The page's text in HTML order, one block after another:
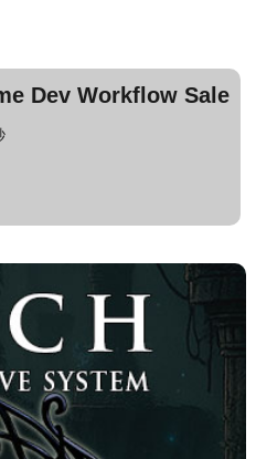
Dev Workflow Sale